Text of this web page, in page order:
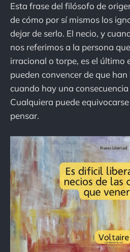
Esta frase del filósofo de
de cómo por sí mismos los
dejar de serlo. El necio, y
nos referimos a la persona
irracional o torpe, es el último
pueden convencer de que
cuando hay una
Cualquiera puede
pensar.